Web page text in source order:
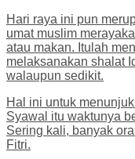
Hari raya ini pun
umat muslim
atau makan. Itulah
melaksanakan shalat
walaupun sedikit.
Hal ini untuk
Syawal itu waktunya
Sering kali, banyak
Fitri.